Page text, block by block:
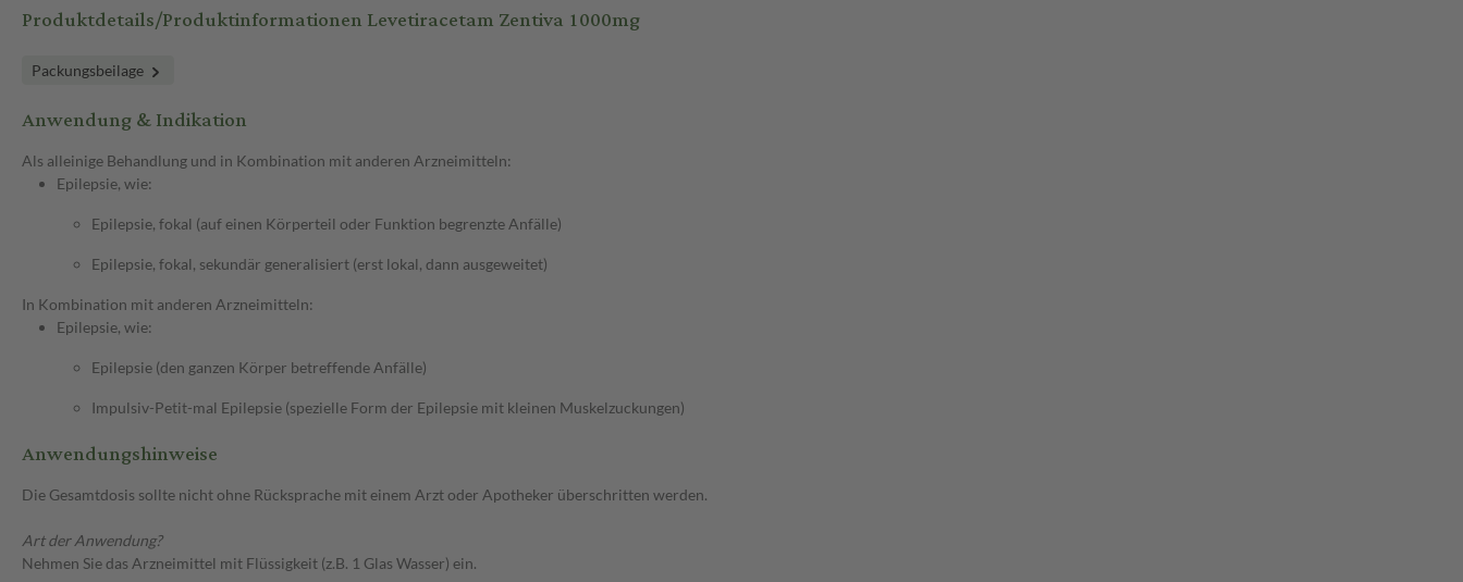
Produktdetails/Produktinformationen Levetiracetam Zentiva 1000mg
Packungsbeilage
Anwendung & Indikation
Als alleinige Behandlung und in Kombination mit anderen Arzneimitteln:
Epilepsie, wie:
Epilepsie, fokal (auf einen Körperteil oder Funktion begrenzte Anfälle)
Epilepsie, fokal, sekundär generalisiert (erst lokal, dann ausgeweitet)
In Kombination mit anderen Arzneimitteln:
Epilepsie, wie:
Epilepsie (den ganzen Körper betreffende Anfälle)
Impulsiv-Petit-mal Epilepsie (spezielle Form der Epilepsie mit kleinen Muskelzuckungen)
Anwendungshinweise
Die Gesamtdosis sollte nicht ohne Rücksprache mit einem Arzt oder Apotheker überschritten werden.
Art der Anwendung?
Nehmen Sie das Arzneimittel mit Flüssigkeit (z.B. 1 Glas Wasser) ein.